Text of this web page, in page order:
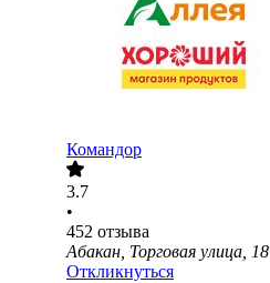
Командор
3.7
•
452 отзыва
Абакан, Торговая улица, 18
Откликнуться